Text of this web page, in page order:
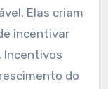
Elas criam
incentivar
Incentivos
do